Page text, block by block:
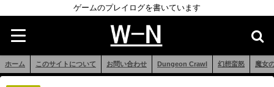
ゲームのプレイログを書いています
ホーム このサイトについて お問い合わせ Dungeon Crawl 幻想蛮怒 魔女